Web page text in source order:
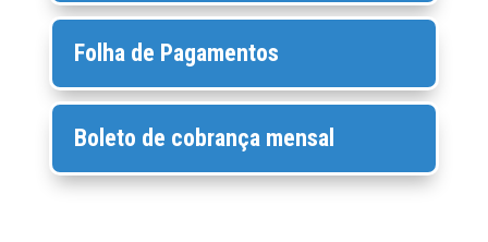
Folha de Pagamentos
Boleto de cobrança mensal